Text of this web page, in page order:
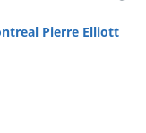
Pierre Elliott